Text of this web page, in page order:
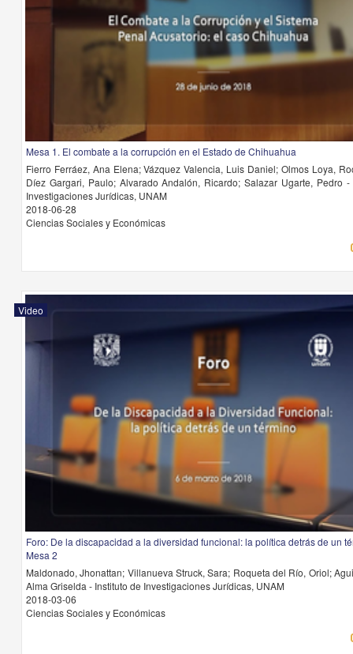
Mesa 1. El combate a la corrupción en el Estado de Chihuahua
Fierro Ferráez, Ana Elena; Vázquez Valencia, Luis Daniel; Olmos Loya,
Díez Gargari, Paulo; Alvarado Andalón, Ricardo; Salazar Ugarte, Pedro -
Investigaciones Jurídicas, UNAM
2018-06-28
Ciencias Sociales y Económicas
Video
Foro: De la discapacidad a la diversidad funcional: la política detrás de un
Mesa 2
Maldonado, Jhonattan; Villanueva Struck, Sara; Roqueta del Río, Oriol;
Alma Griselda - Instituto de Investigaciones Jurídicas, UNAM
2018-03-06
Ciencias Sociales y Económicas